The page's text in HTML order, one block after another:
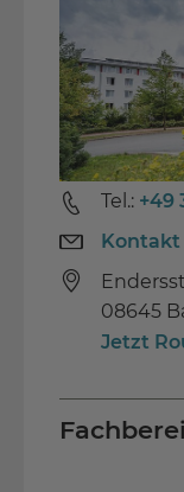
Sauna
Cafeteria
Unsere
Sauna
Tel.: +49
08645
Jetzt